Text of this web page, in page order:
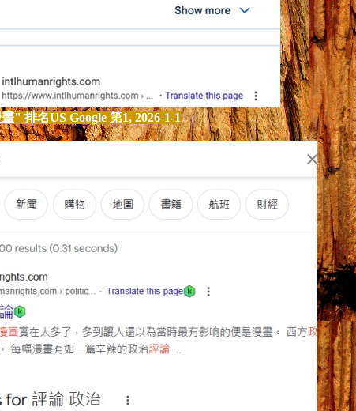
" 排名US Google 第1, 2026-1-1